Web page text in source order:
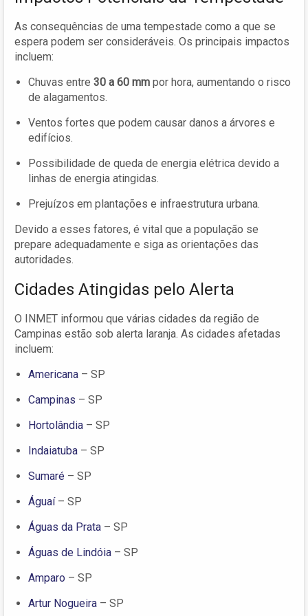
As consequências de uma tempestade como a que se
espera podem ser consideráveis. Os principais impactos
incluem:
Chuvas entre 30 a 60 mm por hora, aumentando o risco
de alagamentos.
Ventos fortes que podem causar danos a árvores e
edifícios.
Possibilidade de queda de energia elétrica devido a
linhas de energia atingidas.
Prejuízos em plantações e infraestrutura urbana.
Devido a esses fatores, é vital que a população se
prepare adequadamente e siga as orientações das
autoridades.
Cidades Atingidas pelo Alerta
O INMET informou que várias cidades da região de
Campinas estão sob alerta laranja. As cidades afetadas
incluem:
Americana – SP
Campinas – SP
Hortolândia – SP
Indaiatuba – SP
Sumaré – SP
Águaí– SP
Águas da Prata – SP
Águas de Lindóia – SP
Amparo – SP
Artur Nogueira – SP